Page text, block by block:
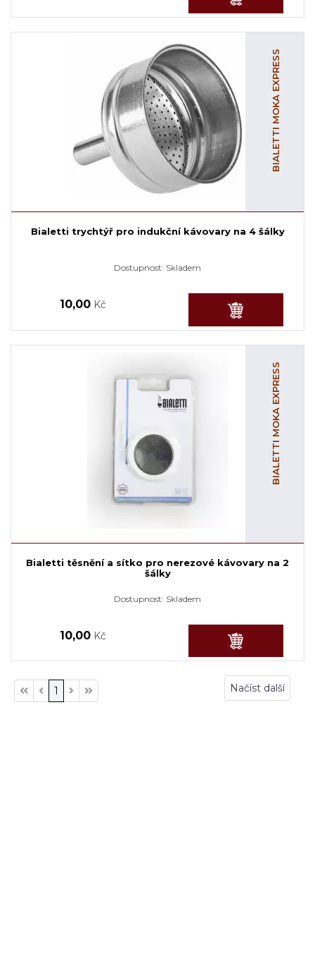
BIALETTI MOKA EXPRESS
Bialetti trychtýř pro indukční kávovary na 4 šálky
Dostupnost: Skladem
10,00 Kč
BIALETTI MOKA EXPRESS
Bialetti těsnění a sítko pro nerezové kávovary na 2
šálky
Dostupnost: Skladem
10,00 Kč
Načíst další
1